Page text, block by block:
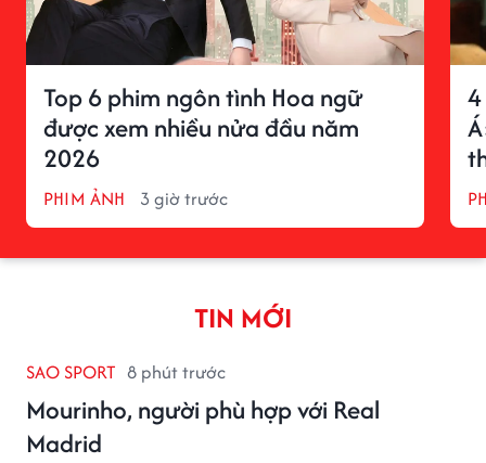
Top 6 phim ngôn tình Hoa ngữ
được xem nhiều nửa đầu năm
2026
PHIM ẢNH 3 giờ trước
TIN MỚI
SAO SPORT 8 phút trước
Mourinho, người phù hợp với Real
Madrid